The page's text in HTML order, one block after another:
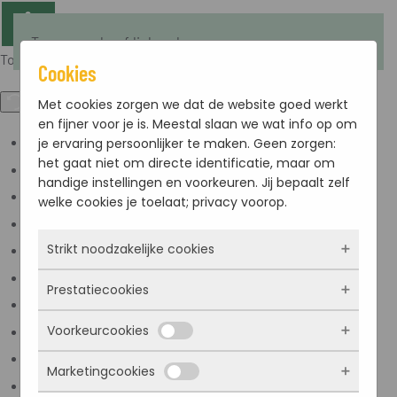
Toegankelijkheid
Kleuren omkeren
Monochroom
Donker contrast
Lage kleur verzadiging
Titels markeren
Terug naar hoofdinhoud
Cookies
Met cookies zorgen we dat de website goed werkt
en fijner voor je is. Meestal slaan we wat info op om
je ervaring persoonlijker te maken. Geen zorgen:
het gaat niet om directe identificatie, maar om
handige instellingen en voorkeuren. Jij bepaalt zelf
welke cookies je toelaat; privacy voorop.
Strikt noodzakelijke cookies
Deze cookies zorgen ervoor dat de website
überhaupt werkt. Ze zijn dus altijd actief en
kunnen niet worden uitgezet. Meestal worden
ze alleen geplaatst als jij iets doet, zoals
inloggen, een formulier invullen of je
Prestatiecookies
Met deze cookies zien we hoe vaak onze site
bezocht wordt, waar bezoekers vandaan
komen en welke pagina’s populair zijn. Zo
Voorkeurcookies
Deze cookies onthouden jouw voorkeuren.
Marketingcookies